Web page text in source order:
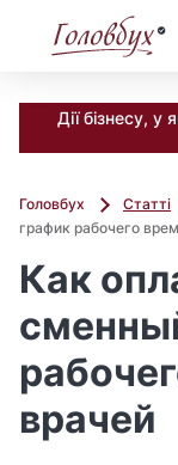
Дії бізнесу,
Головбух Статті
график рабочего
Как
врачей